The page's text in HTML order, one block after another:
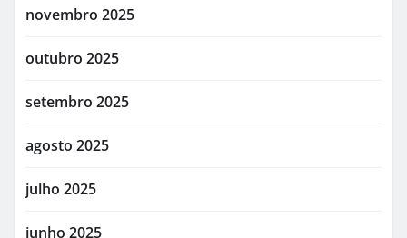
novembro 2025
outubro 2025
setembro 2025
agosto 2025
julho 2025
junho 2025